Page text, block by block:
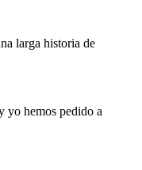
larga historia de
yo hemos pedido a